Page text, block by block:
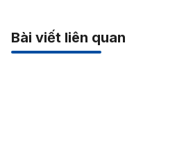
Bài viết liên quan